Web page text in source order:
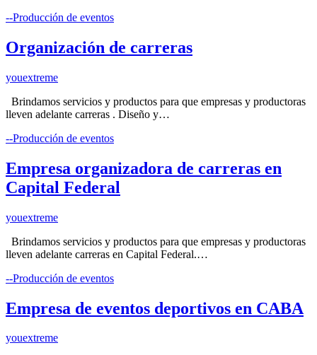
--Producción de eventos
Organización de carreras
youextreme
Brindamos servicios y productos para que empresas y productoras
lleven adelante carreras . Diseño y…
--Producción de eventos
Empresa organizadora de carreras en
Capital Federal
youextreme
Brindamos servicios y productos para que empresas y productoras
lleven adelante carreras en Capital Federal.…
--Producción de eventos
Empresa de eventos deportivos en CABA
youextreme